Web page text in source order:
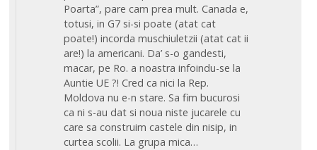
Poarta”, pare cam prea mult. Canada e,
totusi, in G7 si-si poate (atat cat
poate!) incorda muschiuletzii (atat cat ii
are!) la americani. Da’ s-o gandesti,
macar, pe Ro. a noastra infoindu-se la
Auntie UE ?! Cred ca nici la Rep.
Moldova nu e-n stare. Sa fim bucurosi
ca ni s-au dat si noua niste jucarele cu
care sa construim castele din nisip, in
curtea scolii. La grupa mica…